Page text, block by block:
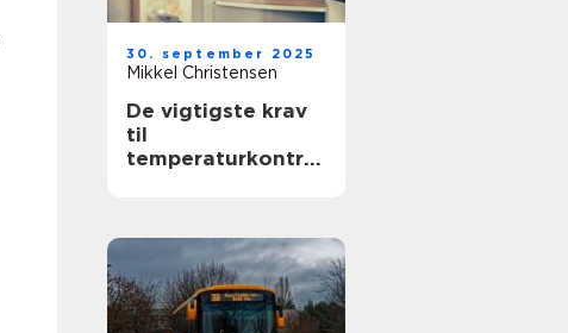
30. september 2025
Mikkel Christensen
De vigtigste krav
til
temperaturkontrol